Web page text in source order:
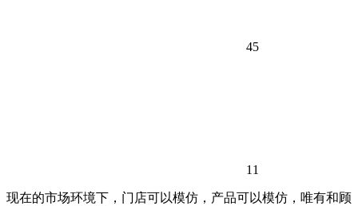
45
11
现在的市场环境下，门店可以模仿，产品可以模仿，唯有和顾